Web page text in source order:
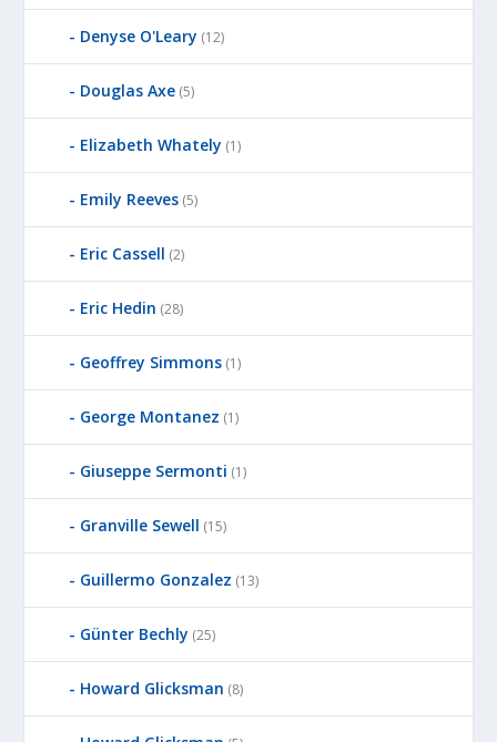
Denyse O'Leary (12)
Douglas Axe (5)
Elizabeth Whately (1)
Emily Reeves (5)
Eric Cassell (2)
Eric Hedin (28)
Geoffrey Simmons (1)
George Montanez (1)
Giuseppe Sermonti (1)
Granville Sewell (15)
Guillermo Gonzalez (13)
Günter Bechly (25)
Howard Glicksman (8)